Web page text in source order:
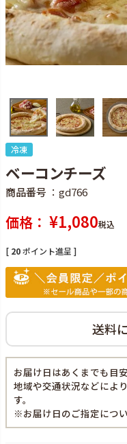
冷凍
ベーコンチーズ
商品番号 gd766
価格 ¥1,080税込
[ 20ポイント進呈 ]
送料
お届け日はあくまでも目安
地域や交通状況などによ
す。
※お届け日のご指定につ